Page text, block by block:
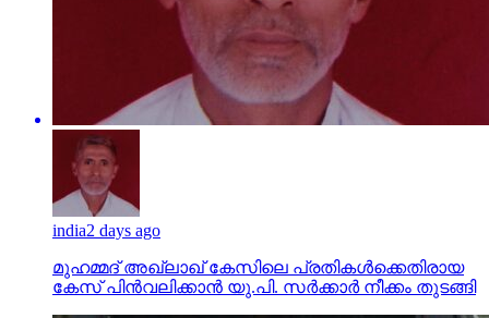
india2 days ago
മുഹമ്മദ് അഖ്‌ലാഖ് കേസിലെ പ്രതികള്‍ക്കെതിരായ
കേസ് പിന്‍വലിക്കാന്‍ യു.പി. സര്‍ക്കാര്‍ നീക്കം തുടങ്ങി